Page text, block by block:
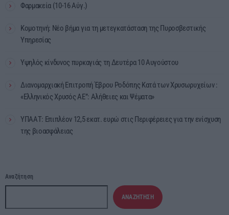
Φαρμακεία (10-16 Αύγ.)
Κομοτηνή: Νέο βήμα για τη μετεγκατάσταση της Πυροσβεστικής
Υπηρεσίας
Υψηλός κίνδυνος πυρκαγιάς τη Δευτέρα 10 Αυγούστου
Διανομαρχιακή Επιτροπή Έβρου Ροδόπης Κατά των Χρυσωρυχείων :
«Ελληνικός Χρυσός ΑΕ”: Αλήθειες και Ψέματα»
ΥΠΑΑΤ: Επιπλέον 12,5 εκατ. ευρώ στις Περιφέρειες για την ενίσχυση
της βιοασφάλειας
Αναζήτηση
ΑΝΑΖΉΤΗΣΗ